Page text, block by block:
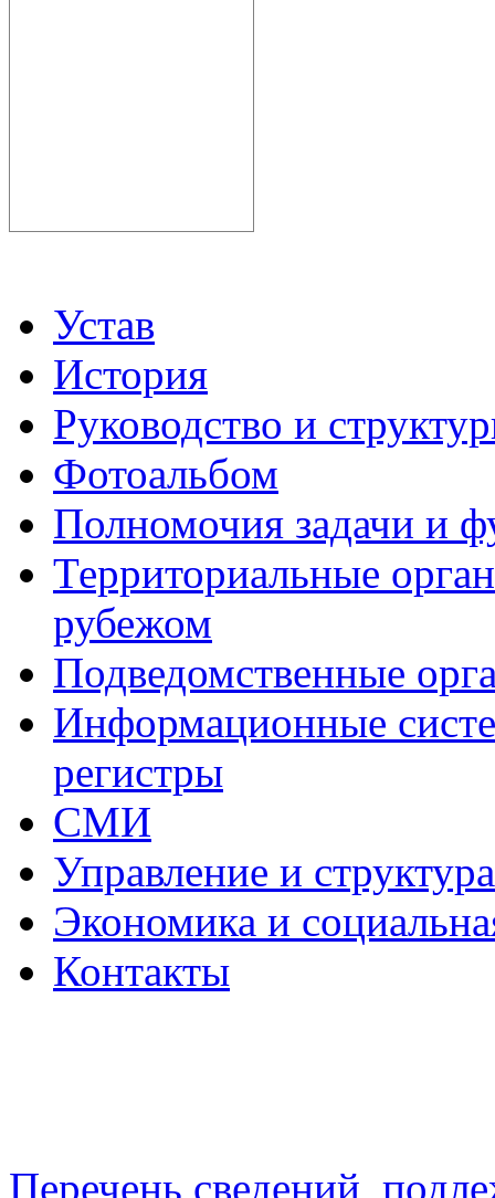
Устав
История
Руководство и
Фотоальбом
Полномочия задачи и
Территориальные
рубежом
Подведомственные
Информационные
регистры
СМИ
Управление и
Экономика и
Контакты
Перечень сведений,